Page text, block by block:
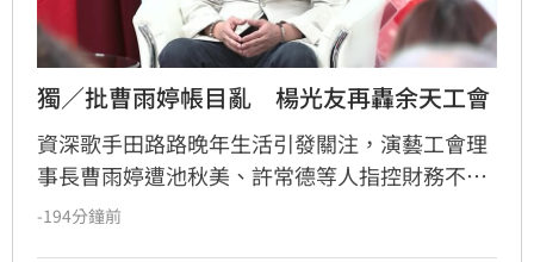
獨／批曹雨婷帳目亂　楊光友再轟余天工會
資深歌手田路路晚年生活引發關注，演藝工會理
事長曹雨婷遭池秋美、許常德等人指控財務不透
明及未照顧資深藝人，引發演藝圈軒然大波。針
-194分鐘前